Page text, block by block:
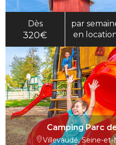
Dès
320€
par
en
Camping Parc
Villevaudé, Seine-